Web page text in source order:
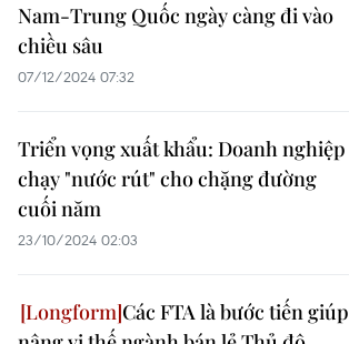
Nam-Trung Quốc ngày càng đi vào
chiều sâu
07/12/2024 07:32
Triển vọng xuất khẩu: Doanh nghiệp
chạy "nước rút" cho chặng đường
cuối năm
23/10/2024 02:03
Các FTA là bước tiến giúp